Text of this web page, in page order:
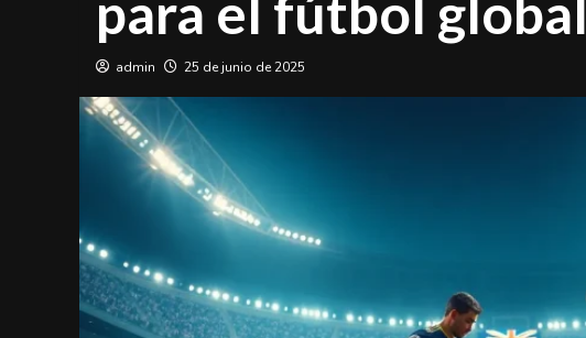
para el fútbol global
admin 25 de junio de 2025